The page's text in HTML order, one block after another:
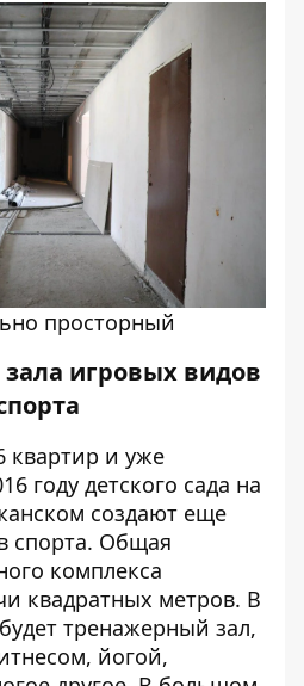
просторный
зала игровых видов
квартир и уже
году детского сада на
создают еще
спорта. Общая
комплекса
квадратных метров. В
тренажерный зал,
йогой,